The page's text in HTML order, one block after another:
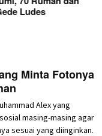
Ludes
Minta Fotonya
Alex yang
masing-masing agar
sesuai yang diinginkan.